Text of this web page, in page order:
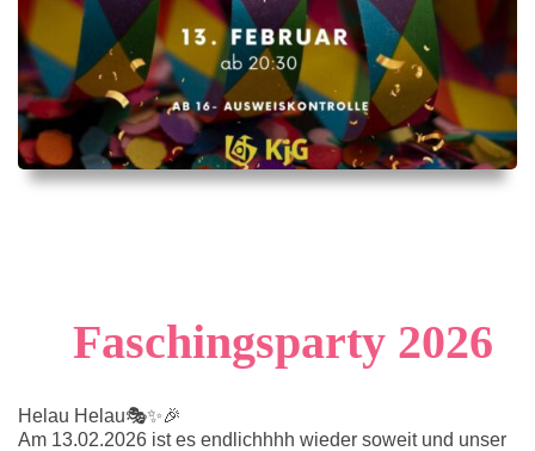
Faschingsparty 2026
Helau Helau🎭✨🎉
Am 13.02.2026 ist es endlichhhh wieder soweit und unser